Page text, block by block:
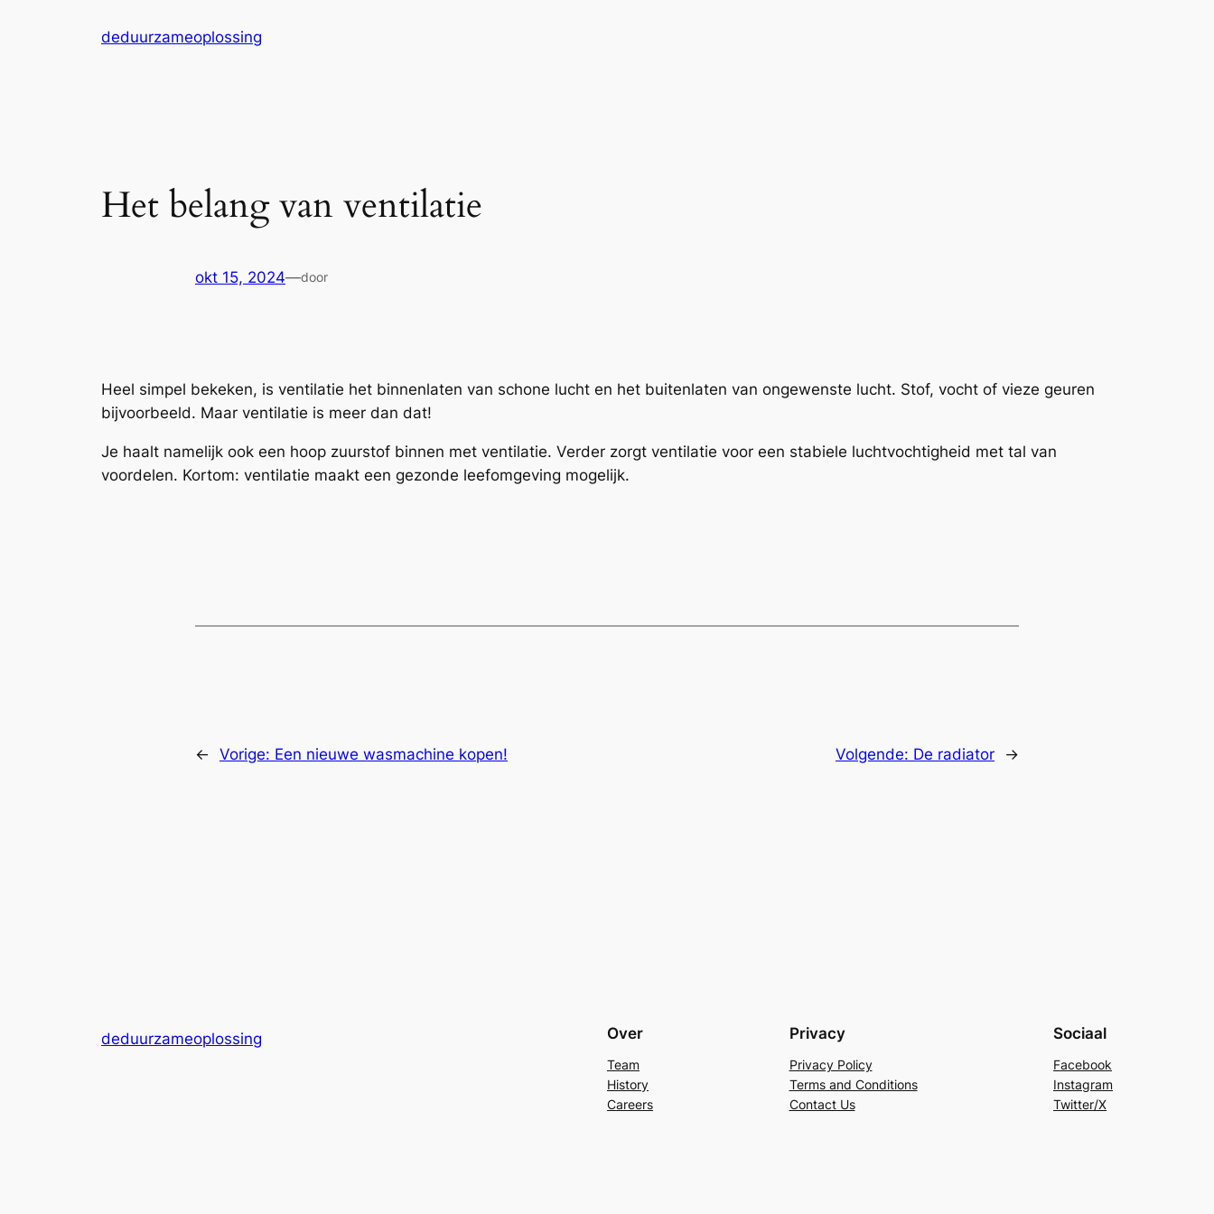
deduurzameoplossing
Het belang van ventilatie
okt 15, 2024—door
Heel simpel bekeken, is ventilatie het binnenlaten van schone lucht en het buitenlaten van ongewenste lucht. Stof, vocht of vieze geuren
bijvoorbeeld. Maar ventilatie is meer dan dat!
Je haalt namelijk ook een hoop zuurstof binnen met ventilatie. Verder zorgt ventilatie voor een stabiele luchtvochtigheid met tal van
voordelen. Kortom: ventilatie maakt een gezonde leefomgeving mogelijk.
← Vorige: Een nieuwe wasmachine kopen! Volgende: De radiator →
deduurzameoplossing Over
Team
History
Careers
Privacy
Privacy Policy
Terms and Conditions
Contact Us
Sociaal
Facebook
Instagram
Twitter/X